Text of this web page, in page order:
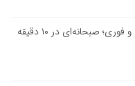
صبحانه‌ای در ۱۰ دقیقه